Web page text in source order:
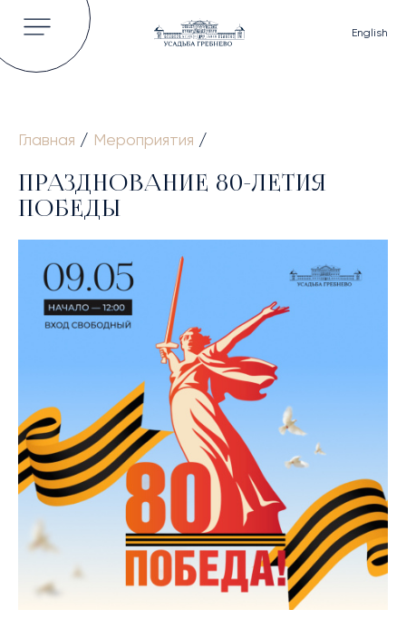
English
ОБ УСАДЬБЕ
ВЛАДЕЛЬЦЫ УСАДЬБЫ
КНИГИ И СТАТЬИ
ВИДЕО
БИБЛИОТЕКА
МЕРОПРИЯТИЯ
УСЛУГИ
БЛАГОТВОРИТЕЛЬНОСТЬ
КОНТАКТЫ
Главная / Мероприятия /
ПРАЗДНОВАНИЕ 80-ЛЕТИЯ
ПОБЕДЫ